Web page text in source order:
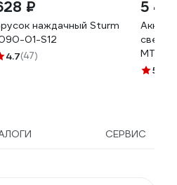
₽
наждачный Sturm
01-S12
4.7(47)
5
MTE
USB
5
СЕРВИС